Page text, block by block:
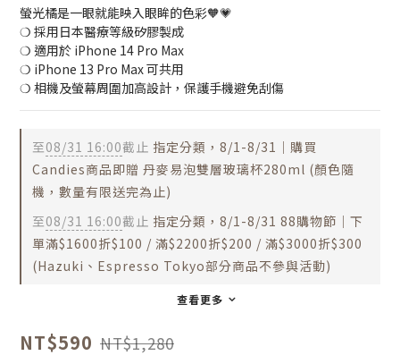
螢光橘是一眼就能映入眼眸的色彩🧡💗
❍ 採用日本醫療等級矽膠製成
❍ 適用於 iPhone 14 Pro Max
❍ iPhone 13 Pro Max 可共用
❍ 相機及螢幕周圍加高設計，保護手機避免刮傷
至08/31 16:00截止 指定分類，8/1-8/31｜購買
Candies商品即贈 丹麥易泡雙層玻璃杯280ml (顏色隨
機，數量有限送完為止)
至08/31 16:00截止 指定分類，8/1-8/31 88購物節｜下
單滿$1600折$100 / 滿$2200折$200 / 滿$3000折$300
(Hazuki、Espresso Tokyo部分商品不參與活動)
查看更多
NT$590 NT$1,280